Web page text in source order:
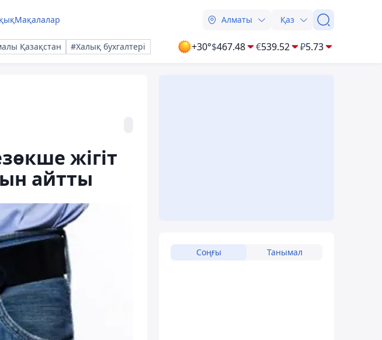
Мақалалар Алматы Қаз
Қазақстан #Халық бухгалтері +30°$467.48 €539.52 ₽5.73
жігіт
айтты
Соңғы Танымал